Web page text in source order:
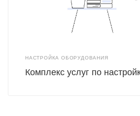
НАСТРОЙКА ОБОРУДОВАНИЯ
Комплекс услуг по